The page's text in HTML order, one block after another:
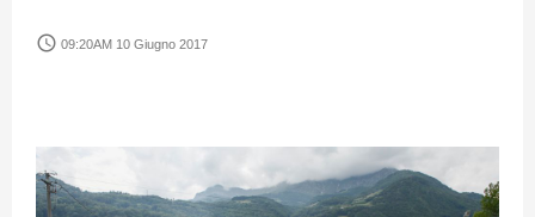
access_time 09:20AM 10 Giugno 2017